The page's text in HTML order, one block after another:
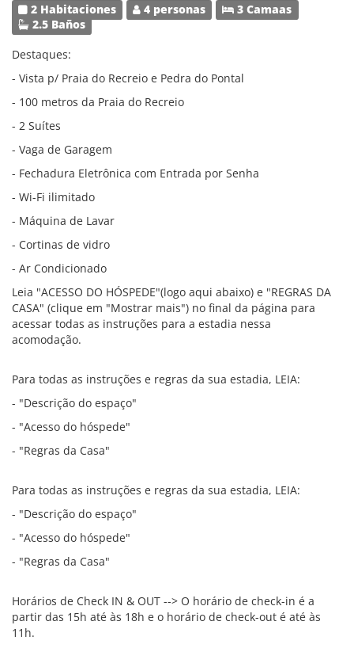
2 Habitaciones 4 personas
3 Camaas
2.5 Baños
Destaques:
- Vista p/ Praia do Recreio e Pedra do Pontal
- 100 metros da Praia do Recreio
- 2 Suítes
- Vaga de Garagem
- Fechadura Eletrônica com Entrada por Senha
- Wi-Fi ilimitado
- Máquina de Lavar
- Cortinas de vidro
- Ar Condicionado
Leia "ACESSO DO HÓSPEDE"(logo aqui abaixo) e "REGRAS DA
CASA" (clique em "Mostrar mais") no final da página para
acessar todas as instruções para a estadia nessa
acomodação.
Para todas as instruções e regras da sua estadia, LEIA:
- "Descrição do espaço"
- "Acesso do hóspede"
- "Regras da Casa"
Para todas as instruções e regras da sua estadia, LEIA:
- "Descrição do espaço"
- "Acesso do hóspede"
- "Regras da Casa"
Horários de Check IN & OUT --> O horário de check-in é a
partir das 15h até às 18h e o horário de check-out é até às
11h.